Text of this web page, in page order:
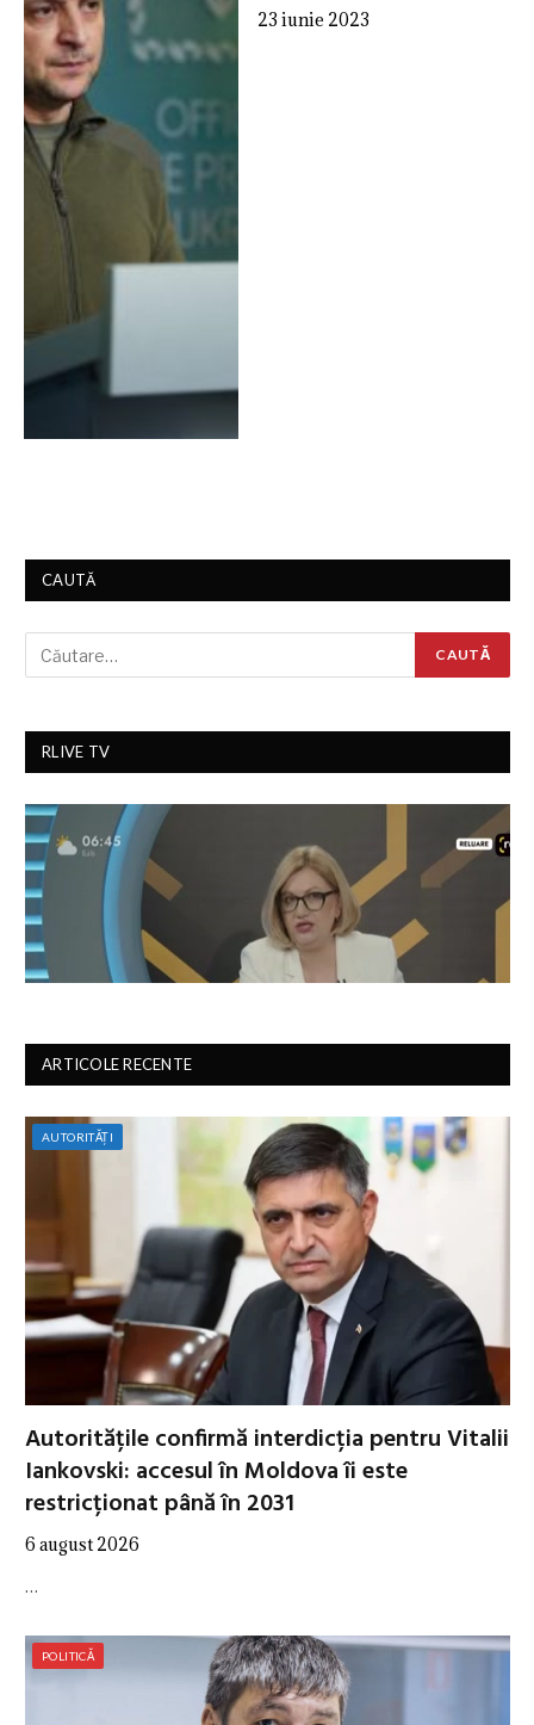
23 iunie 2023
CAUTĂ
RLIVE TV
ARTICOLE RECENTE
AUTORITĂȚI
Autoritățile confirmă interdicția pentru Vitalii
Iankovski: accesul în Moldova îi este
restricționat până în 2031
6 august 2026
…
POLITICĂ